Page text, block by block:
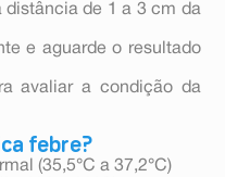
distância de 1 a 3 cm da
e aguarde o resultado
avaliar a condição da
febre?
(35,5°C a 37,2°C)